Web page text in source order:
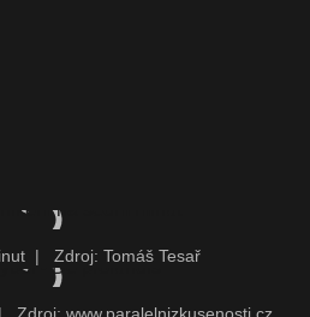
| Zdroj: Tomáš Tesař